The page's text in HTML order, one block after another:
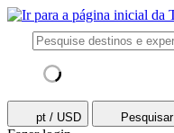
pt / USD Pesquisar